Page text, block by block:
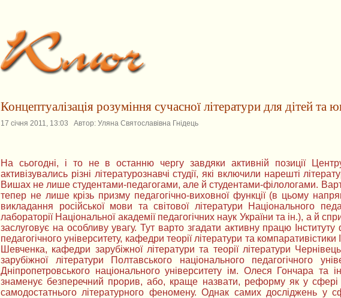
Концептуалізація розуміння сучасної літератури для дітей та
17 січня 2011, 13:03 Автор: Уляна Святославівна Гнідець
На сьогодні, і то не в останню чергу завдяки активній позиції
активізувались різні літературознавчі студії, які включили нарешті
Вишах не лише студентами-педагогами, але й студентами-філологами.
тепер не лише крізь призму педагогічно-виховної функції (в цьому
викладання російської мови та світової літератури Національного
лабораторії Національної академії педагогічних наук України та ін.), а й
заслуговує на особливу увагу. Тут варто згадати активну працю
педагогічного університету, кафедри теорії літератури та
Шевченка, кафедри зарубіжної літератури та теорії літератури
зарубіжної літератури Полтавського національного педагогічного
Дніпропетровського національного університету ім. Олеся Гончара та
знаменує безперечний прорив, або, краще назвати, реформу як у
самодостатнього літературного феномену. Однак самих досліджень у